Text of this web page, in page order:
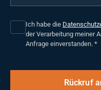
Ich habe die
der Verarbeitung meiner
Anfrage einverstanden. *
Rückruf